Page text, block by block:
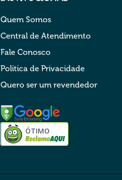
Quem Somos
Central de Atendimento
Fale Conosco
Politica de Privacidade
Quero ser um revendedor
ÓTIMO